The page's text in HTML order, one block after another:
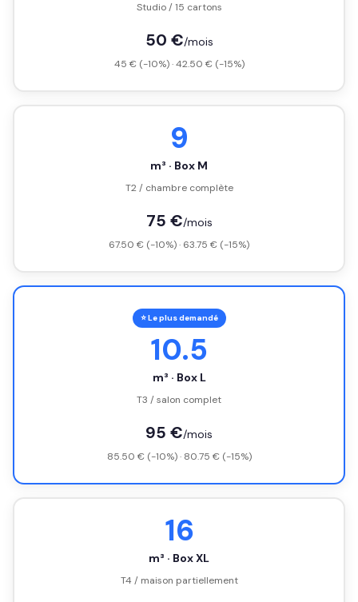
Studio / 15 cartons
50 €/mois
45 € (-10%) · 42.50 € (-15%)
9
m³ · Box M
T2 / chambre complète
75 €/mois
67.50 € (-10%) · 63.75 € (-15%)
⭐ Le plus demandé
10.5
m³ · Box L
T3 / salon complet
95 €/mois
85.50 € (-10%) · 80.75 € (-15%)
16
m³ · Box XL
T4 / maison partiellement